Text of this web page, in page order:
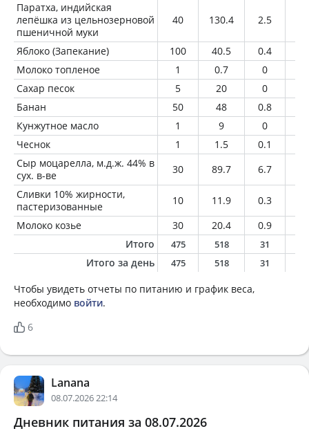
Паратха, индийская
лепёшка из цельнозерновой
пшеничной муки
40 130.4 2.5
Яблоко (Запекание) 100 40.5 0.4
Молоко топленое
1 0.7 0
Сахар песок
5 20 0
Банан
50 48 0.8
Кунжутное масло
1 9 0
Чеснок
1 1.5 0.1
Сыр моцарелла, м.д.ж. 44% в
сух. в-ве
30 89.7 6.7
Сливки 10% жирности,
пастеризованные
10 11.9 0.3
Молоко козье
30 20.4 0.9
Итого
475 518 31
Итого за день 475 518 31
Чтобы увидеть отчеты по питанию и график веса,
необходимо войти.
6
Lanana
08.07.2026 22:14
Дневник питания за 08.07.2026